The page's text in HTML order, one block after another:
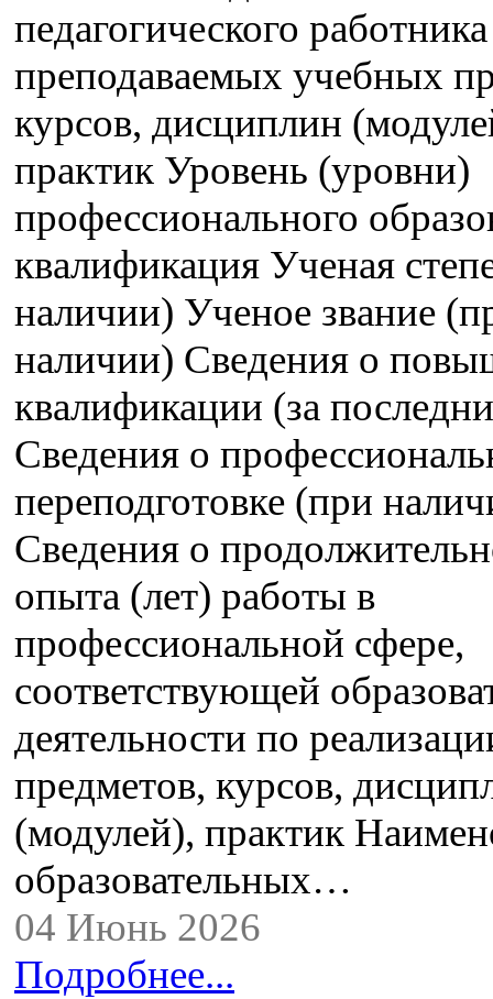
педагогического
преподаваемых учебных
курсов, дисциплин
практик Уровень (уровни)
профессионального
квалификация Ученая
наличии) Ученое звание
наличии) Сведения о
квалификации (за
Сведения о
переподготовке (при
Сведения о
опыта (лет) работы в
профессиональной сфере,
соответствующей
деятельности по
предметов, курсов,
(модулей), практик
образовательных…
04 Июнь 2026
Подробнее...